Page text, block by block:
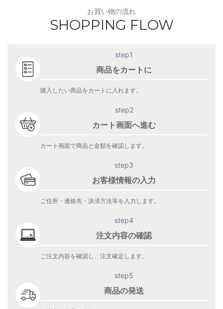
お買い物の流れ
SHOPPING FLOW
step1
商品をカートに
購入したい商品をカートに入れます。
step2
カート画面へ進む
カート画面で商品と金額を確認します。
step3
お客様情報の入力
ご住所・連絡先・決済方法等を入力します。
step4
注文内容の確認
ご注文内容を確認し、注文確定します。
step5
商品の発送